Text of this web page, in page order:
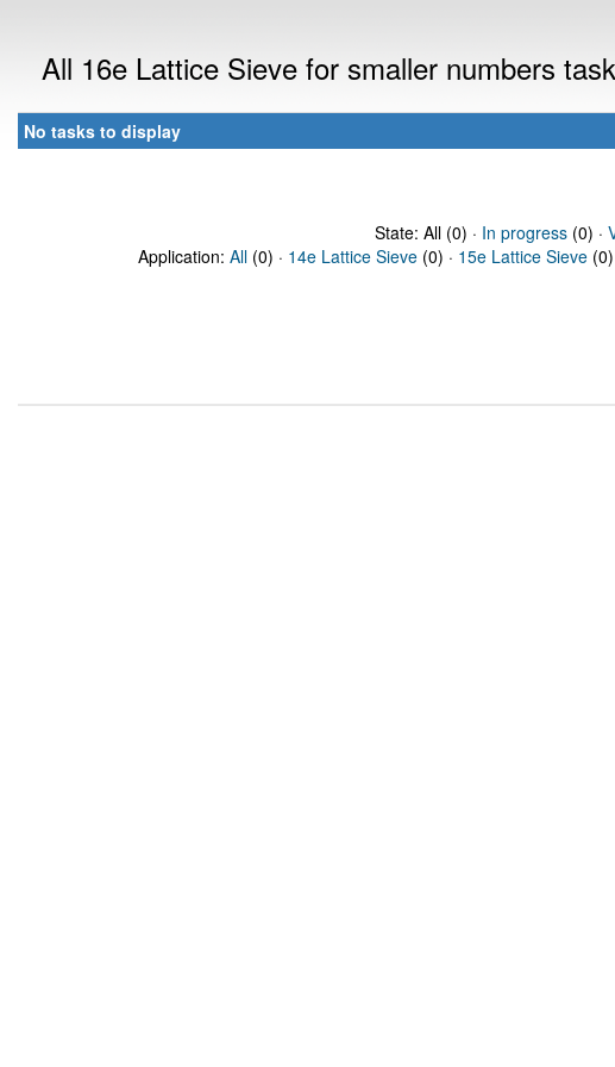
All 16e Lattice Sieve for smaller numbers
No tasks to display
State: All (0) · In progress(0) ·
Application: All (0) · 14e Lattice Sieve (0) · 15e Lattice Sieve (0)